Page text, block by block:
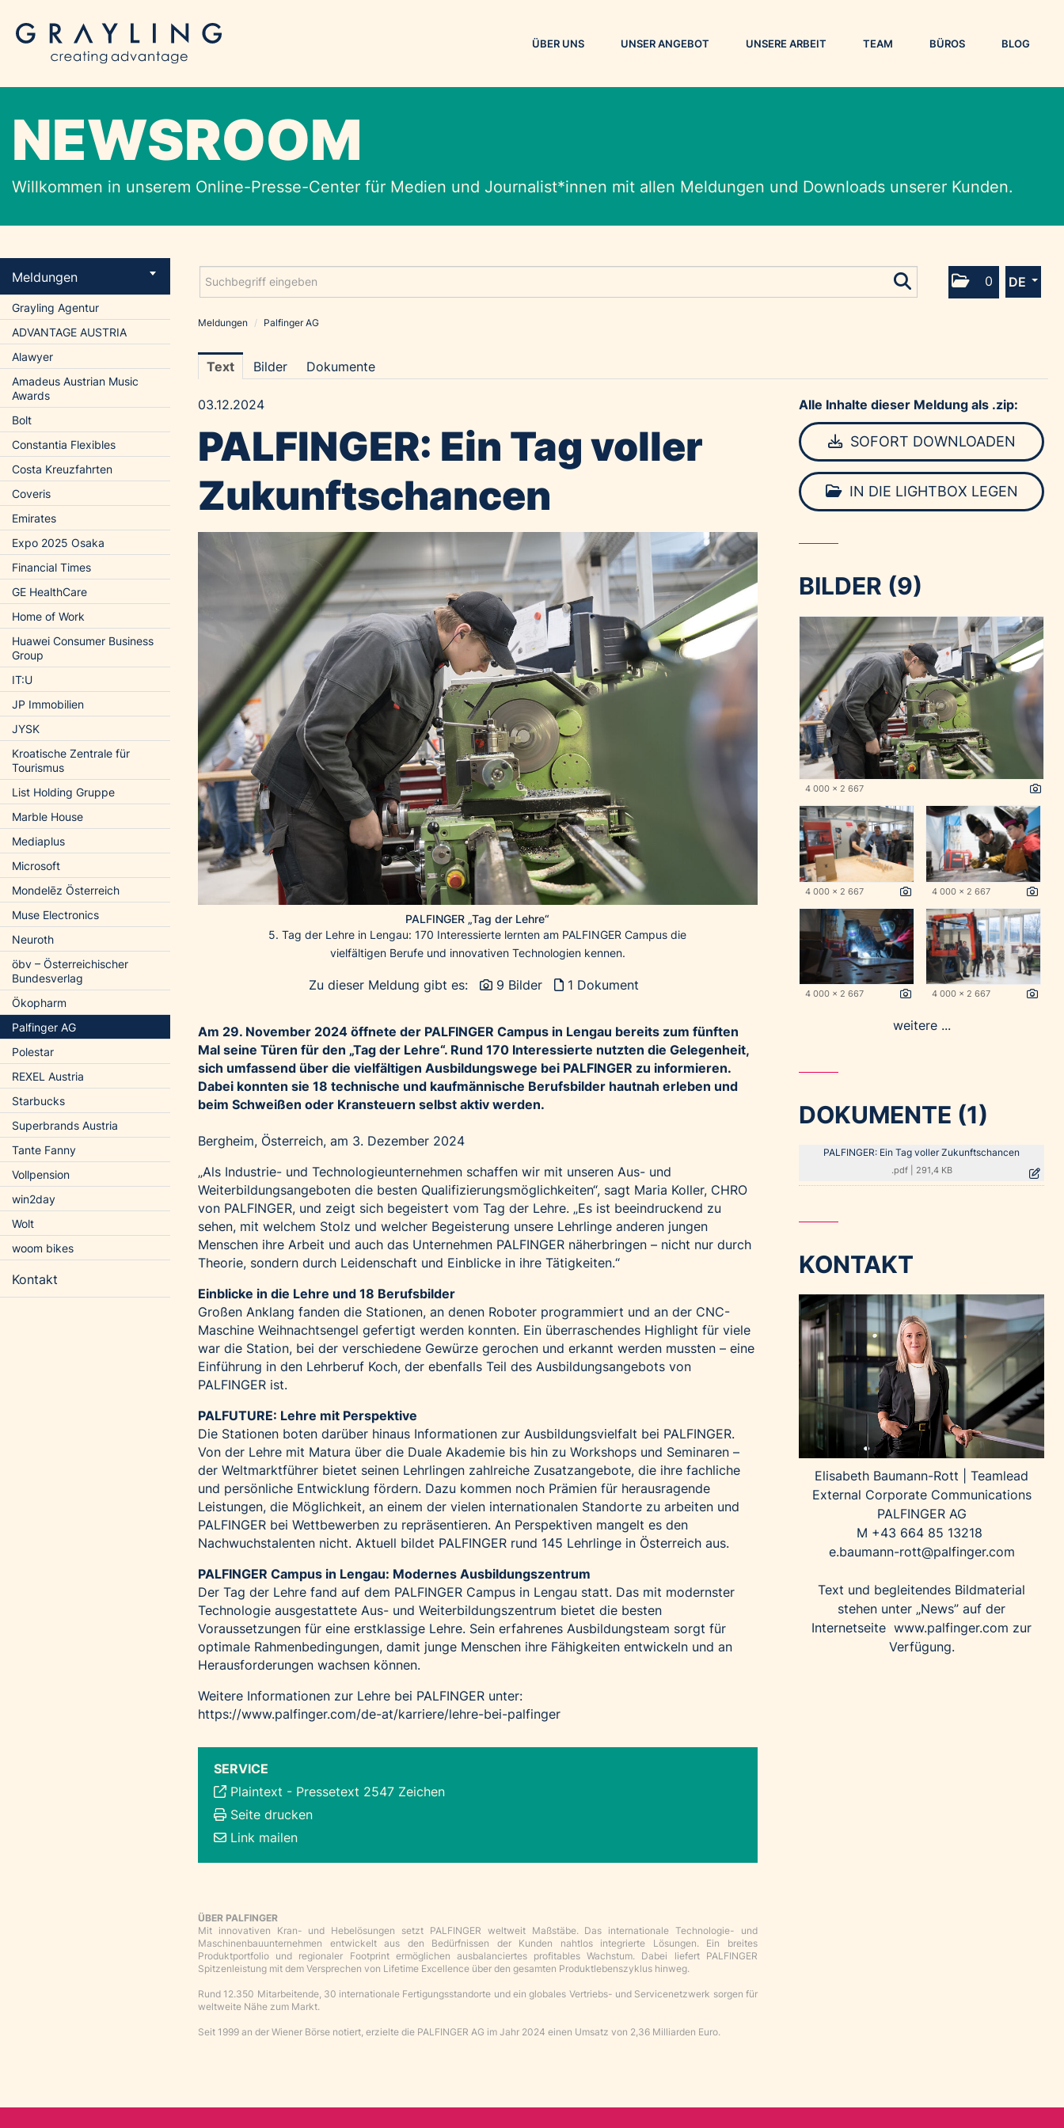
ÜBER UNS UNSER ANGEBOT UNSERE ARBEIT TEAM BÜROS BLOG
NEWSROOM
Willkommen in unserem Online-Presse-Center für Medien und Journalist*innen mit allen Meldungen und Downloads unserer Kunden.
0 DE
Meldungen
Grayling Agentur
ADVANTAGE AUSTRIA
Alawyer
Amadeus Austrian Music
Awards
Bolt
Constantia Flexibles
Costa Kreuzfahrten
Coveris
Emirates
Expo 2025 Osaka
Financial Times
GE HealthCare
Home of Work
Huawei Consumer Business
Group
IT:U
JP Immobilien
JYSK
Kroatische Zentrale für
Tourismus
List Holding Gruppe
Marble House
Mediaplus
Microsoft
Mondelēz Österreich
Muse Electronics
Neuroth
öbv – Österreichischer
Bundesverlag
Ökopharm
Palfinger AG
Polestar
REXEL Austria
Starbucks
Superbrands Austria
Tante Fanny
Vollpension
win2day
Wolt
woom bikes
Kontakt
Meldungen / Palfinger AG
Text Bilder Dokumente
03.12.2024
PALFINGER: Ein Tag voller
Zukunftschancen
PALFINGER „Tag der Lehre“
5. Tag der Lehre in Lengau: 170 Interessierte lernten am PALFINGER Campus die
vielfältigen Berufe und innovativen Technologien kennen.
Zu dieser Meldung gibt es: 9 Bilder 1 Dokument
Am 29. November 2024 öffnete der PALFINGER Campus in Lengau bereits zum fünften
Mal seine Türen für den „Tag der Lehre“. Rund 170 Interessierte nutzten die Gelegenheit,
sich umfassend über die vielfältigen Ausbildungswege bei PALFINGER zu informieren.
Dabei konnten sie 18 technische und kaufmännische Berufsbilder hautnah erleben und
beim Schweißen oder Kransteuern selbst aktiv werden.
Bergheim, Österreich, am 3. Dezember 2024
„Als Industrie- und Technologieunternehmen schaffen wir mit unseren Aus- und
Weiterbildungsangeboten die besten Qualifizierungsmöglichkeiten“, sagt Maria Koller, CHRO
von PALFINGER, und zeigt sich begeistert vom Tag der Lehre. „Es ist beeindruckend zu
sehen, mit welchem Stolz und welcher Begeisterung unsere Lehrlinge anderen jungen
Menschen ihre Arbeit und auch das Unternehmen PALFINGER näherbringen – nicht nur durch
Theorie, sondern durch Leidenschaft und Einblicke in ihre Tätigkeiten.“
Einblicke in die Lehre und 18 Berufsbilder
Großen Anklang fanden die Stationen, an denen Roboter programmiert und an der CNC-
Maschine Weihnachtsengel gefertigt werden konnten. Ein überraschendes Highlight für viele
war die Station, bei der verschiedene Gewürze gerochen und erkannt werden mussten – eine
Einführung in den Lehrberuf Koch, der ebenfalls Teil des Ausbildungsangebots von
PALFINGER ist.
PALFUTURE: Lehre mit Perspektive
Die Stationen boten darüber hinaus Informationen zur Ausbildungsvielfalt bei PALFINGER.
Von der Lehre mit Matura über die Duale Akademie bis hin zu Workshops und Seminaren –
der Weltmarktführer bietet seinen Lehrlingen zahlreiche Zusatzangebote, die ihre fachliche
und persönliche Entwicklung fördern. Dazu kommen noch Prämien für herausragende
Leistungen, die Möglichkeit, an einem der vielen internationalen Standorte zu arbeiten und
PALFINGER bei Wettbewerben zu repräsentieren. An Perspektiven mangelt es den
Nachwuchstalenten nicht. Aktuell bildet PALFINGER rund 145 Lehrlinge in Österreich aus.
PALFINGER Campus in Lengau: Modernes Ausbildungszentrum
Der Tag der Lehre fand auf dem PALFINGER Campus in Lengau statt. Das mit modernster
Technologie ausgestattete Aus- und Weiterbildungszentrum bietet die besten
Voraussetzungen für eine erstklassige Lehre. Sein erfahrenes Ausbildungsteam sorgt für
optimale Rahmenbedingungen, damit junge Menschen ihre Fähigkeiten entwickeln und an
Herausforderungen wachsen können.
Weitere Informationen zur Lehre bei PALFINGER unter:
https://www.palfinger.com/de-at/karriere/lehre-bei-palfinger
SERVICE
Plaintext - Pressetext 2547 Zeichen
Seite drucken
Link mailen
ÜBER PALFINGER
Mit innovativen Kran- und Hebelösungen setzt PALFINGER weltweit Maßstäbe. Das internationale Technologie- und
Maschinenbauunternehmen entwickelt aus den Bedürfnissen der Kunden nahtlos integrierte Lösungen. Ein breites
Produktportfolio und regionaler Footprint ermöglichen ausbalanciertes profitables Wachstum. Dabei liefert PALFINGER
Spitzenleistung mit dem Versprechen von Lifetime Excellence über den gesamten Produktlebenszyklus hinweg.
Rund 12.350 Mitarbeitende, 30 internationale Fertigungsstandorte und ein globales Vertriebs- und Servicenetzwerk sorgen für
weltweite Nähe zum Markt.
Seit 1999 an der Wiener Börse notiert, erzielte die PALFINGER AG im Jahr 2024 einen Umsatz von 2,36 Milliarden Euro.
Alle Inhalte dieser Meldung als .zip:
SOFORT DOWNLOADEN
IN DIE LIGHTBOX LEGEN
BILDER (9)
4 000 x 2 667
4 000 x 2 667 4 000 x 2 667
4 000 x 2 667 4 000 x 2 667
weitere ...
DOKUMENTE (1)
PALFINGER: Ein Tag voller Zukunftschancen
.pdf| 291,4 KB
KONTAKT
Elisabeth Baumann-Rott |Teamlead
External Corporate Communications
PALFINGER AG
M +43 664 85 13218
e.baumann-rott@palfinger.com
Text und begleitendes Bildmaterial
stehen unter „News” auf der
Internetseite www.palfinger.com zur
Verfügung.